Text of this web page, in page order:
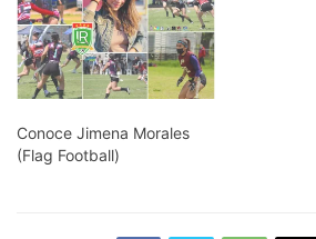
Conoce Jimena Morales
(Flag Football)